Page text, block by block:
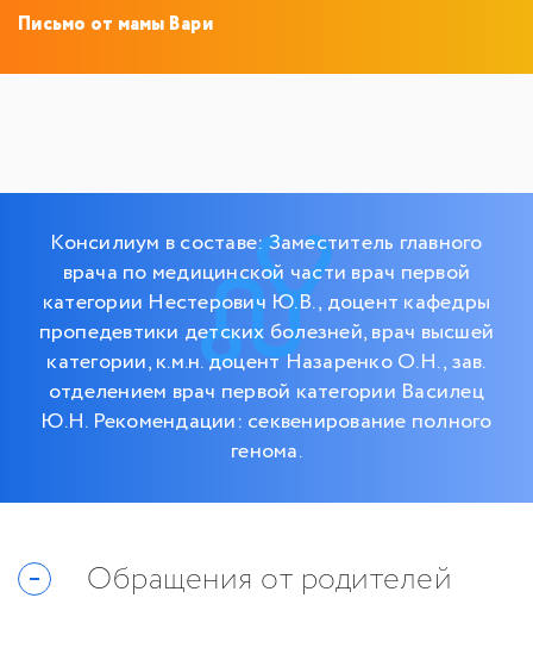
Письмо от мамы Вари
Консилиум в составе: Заместитель главного
врача по медицинской части врач первой
категории Нестерович Ю.В., доцент кафедры
пропедевтики детских болезней, врач высшей
категории, к.м.н. доцент Назаренко О.Н., зав.
отделением врач первой категории Василец
Ю.Н. Рекомендации: секвенирование полного
генома.
Обращения от родителей